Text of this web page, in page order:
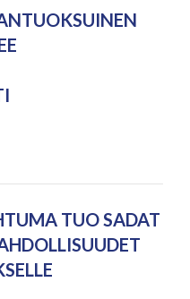
TUO SADAT